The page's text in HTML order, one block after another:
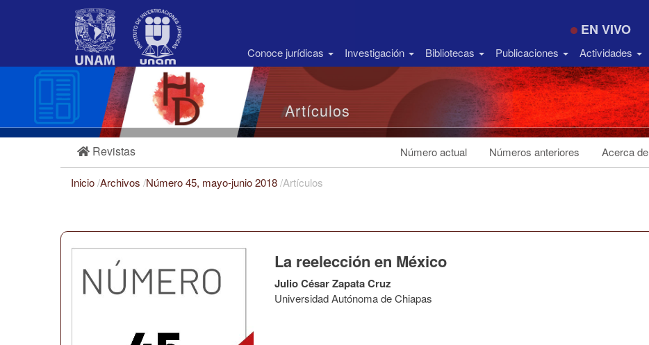
Barra
EN VIVO
Conoce jurídicas Investigación Bibliotecas Publicaciones Actividades
Artículos
Revistas Número actual Números anteriores Acerca de
Inicio/Archivos /Número 45, mayo-junio 2018/Artículos
La reelección en México
Julio César Zapata Cruz
Universidad Autónoma de Chiapas